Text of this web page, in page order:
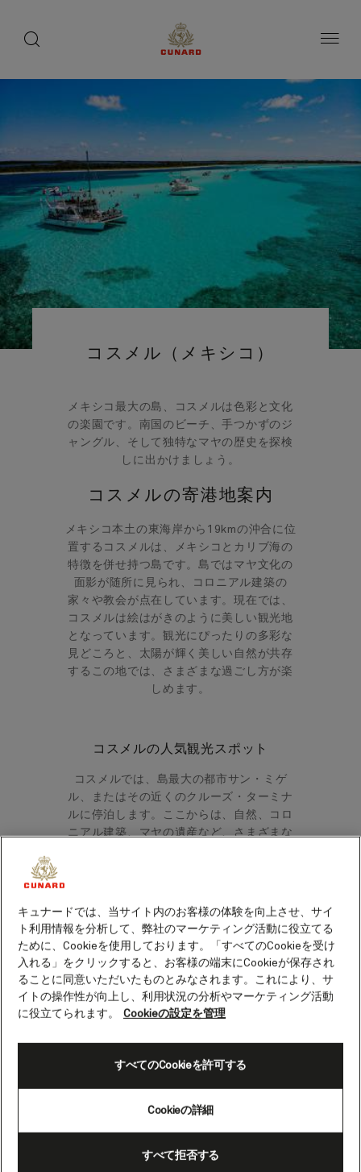
へ
コスメル（メキシコ）
メキシコ最大の島、コスメルは色彩と文化
の楽園です。南国のビーチ、手つかずのジ
ャングル、そして独特なマヤの歴史を探検
しに出かけましょう。
コスメルの寄港地案内
メキシコ本土の東海岸から19kmの沖合に位
置するコスメルは、メキシコとカリブ海の
特徴を併せ持つ島です。島ではマヤ文化の
面影が随所に見られ、コロニアル建築の
家々や教会が点在しています。現在では、
コスメルは絵はがきのように美しい観光地
となっています。観光にぴったりの多彩な
見どころと、太陽が輝く美しい自然が共存
するこの地では、さまざまな過ごし方が楽
しめます。
コスメルの人気観光スポット
コスメルでは、島最大の都市サン・ミゲ
ル、またはその近くのクルーズ・ターミナ
ルに停泊します。ここからは、自然、コロ
ニアル建築、マヤの遺産など、さまざまな
エル・カラコル考古学地区
島南部のプンタ・スール・エコロジカル・
パーク内に位置するエル・カラコル遺跡
は、街から車で約40分の場所にあります。
その歴史は13世紀まで遡ると考えられてい
ます。 「エル・カラコル」とはスペイン語
が使われていることから、この名がつきま
した。風が強いと屋根から大きな音が鳴る
ことから、マヤの人々が一種のハリケーン
キュナードでは、当サイト内のお客様の体験を向上させ、サイ
ト利用情報を分析して、弊社のマーケティング活動に役立てる
ために、Cookieを使用しております。「すべてのCookieを受け
入れる」をクリックすると、お客様の端末にCookieが保存され
ることに同意いただいたものとみなされます。これにより、サ
イトの操作性が向上し、利用状況の分析やマーケティング活動
に役立てられます。
Cookieの設定を管理
Cookieの詳細
すべて拒否する
すべてのCookieを許可する